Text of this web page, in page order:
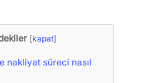
[kapat]
nakliyat süreci nasıl